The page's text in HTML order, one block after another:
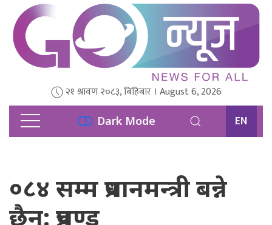
२१ श्रावण २०८३, बिहिबार । August 6, 2026
Dark Mode EN
०८४ सम्म प्रधानमन्त्री बन्ने
छैन: प्रचण्ड